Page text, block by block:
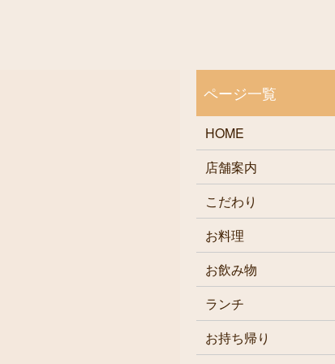
HOME
店舗案内
こだわり
お料理
お飲み物
ランチ
お持ち帰り